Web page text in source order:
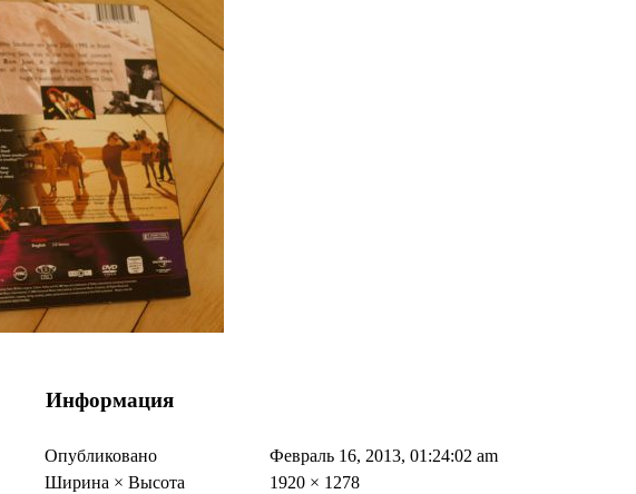
Информация
Опубликовано
Февраль 16, 2013, 01:24:02 am
Ширина × Высота
1920 × 1278